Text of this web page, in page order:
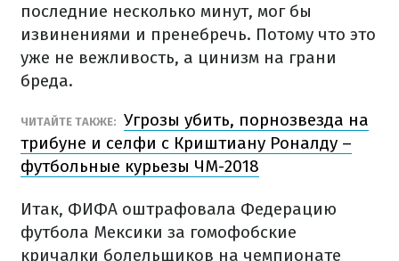
последние несколько минут, мог бы
извинениями и пренебречь. Потому что это
уже не вежливость, а цинизм на грани
бреда.
ЧИТАЙТЕ ТАКЖЕ: Угрозы убить, порнозвезда на
трибуне и селфи с Криштиану Роналду –
футбольные курьезы ЧМ-2018
Итак, ФИФА оштрафовала Федерацию
футбола Мексики за гомофобские
кричалки болельщиков на чемпионате